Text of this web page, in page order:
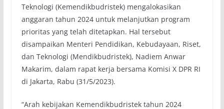
Teknologi (Kemendikbudristek) mengalokasikan
anggaran tahun 2024 untuk melanjutkan program
prioritas yang telah ditetapkan. Hal tersebut
disampaikan Menteri Pendidikan, Kebudayaan, Riset,
dan Teknologi (Mendikbudristek), Nadiem Anwar
Makarim, dalam rapat kerja bersama Komisi X DPR RI
di Jakarta, Rabu (31/5/2023).
“Arah kebijakan Kemendikbudristek tahun 2024